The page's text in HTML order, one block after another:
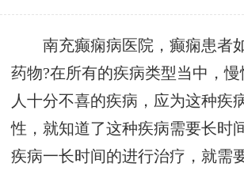
南充癫痫病医院，癫痫患者
药物?在所有的疾病类型当中，
人十分不喜的疾病，应为这种疾
性，就知道了这种疾病需要长时
疾病一长时间的进行治疗，就需